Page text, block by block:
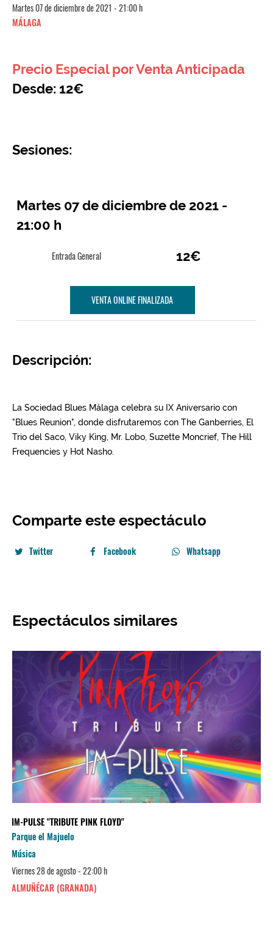
Martes 07 de diciembre de 2021 - 21:00 h
MÁLAGA
Precio Especial por Venta Anticipada
Desde: 12€
Sesiones:
Martes 07 de diciembre de 2021 -
21:00 h
Entrada General 12€
VENTA ONLINE FINALIZADA
Descripción:
Comparte este espectáculo
Twitter Facebook Whatsapp
Espectáculos similares
IM-PULSE "TRIBUTE PINK FLOYD"
Parque el Majuelo
Música
Viernes 28 de agosto - 22:00 h
ALMUÑÉCAR (GRANADA)